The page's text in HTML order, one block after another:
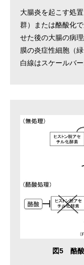
大腸炎を起こす処
群）または酪酸化
せた後の大腸の病
膜の炎症性細胞（
白線はスケールバ
図5 酪酸